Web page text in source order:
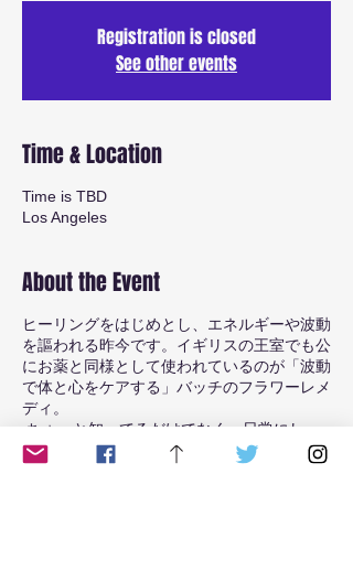
Registration is closed
See other events
Time & Location
Time is TBD
Los Angeles
About the Event
ヒーリングをはじめとし、エネルギーや波動
を謳われる昨今です。イギリスの王室でも公
にお薬と同様として使われているのが「波動
で体と心をケアする」バッチのフラワーレメ
ディ。
ちょっと知ってるだけでなく、日常にしっ
かりと根付いたところで、その基礎、その意